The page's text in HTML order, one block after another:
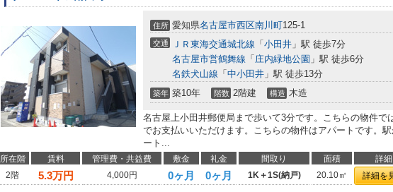
住所 愛知県名古屋市西区南川町125-1
交通 ＪＲ東海交通城北線 「 小田井 」駅 徒歩7分
名古屋市営鶴舞線 「 庄内緑地公園 」駅 徒歩6分
名鉄犬山線 「 中小田井 」駅 徒歩13分
築年 築10年 階数 2階建 構造 木造
名古屋上小田井郵便局まで歩いて3分です。こちらの物件で
でお支払いいただけます。こちらの物件はアパートです。
ート...
所在階 賃料 管理費・共益費 敷金 礼金 間取り 面積 詳細
2階
5.3万円 4,000円 0ヶ月 0ヶ月 1K＋1S(納戸) 20.10㎡ 詳細を